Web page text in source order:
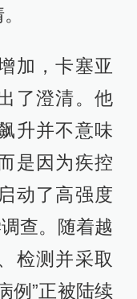
加，卡塞亚
了澄清。他
升并不意味
是因为疾控
动了高强度
查。随着越
检测并采取
例”正被陆续